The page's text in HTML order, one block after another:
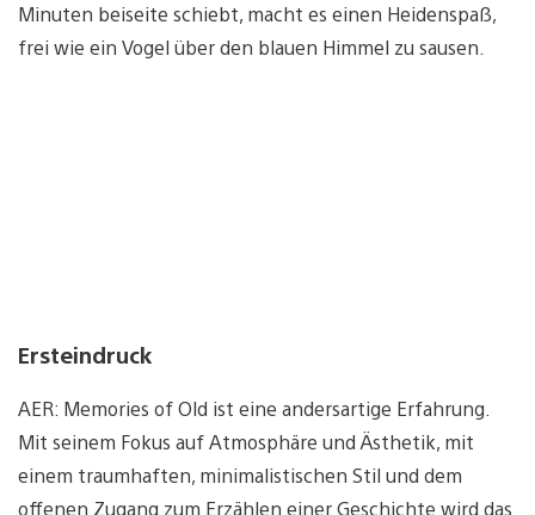
Minuten beiseite schiebt, macht es einen Heidenspaß,
frei wie ein Vogel über den blauen Himmel zu sausen.
Ersteindruck
AER: Memories of Old ist eine andersartige Erfahrung.
Mit seinem Fokus auf Atmosphäre und Ästhetik, mit
einem traumhaften, minimalistischen Stil und dem
offenen Zugang zum Erzählen einer Geschichte wird das